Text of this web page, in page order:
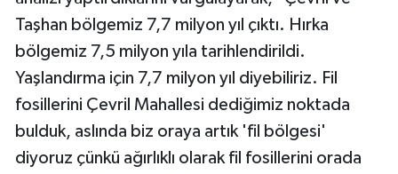
Taşhan bölgemiz 7,7 milyon yıl çıktı. Hırka
bölgemiz 7,5 milyon yıla tarihlendirildi.
Yaşlandırma için 7,7 milyon yıl diyebiliriz. Fil
fosillerini Çevril Mahallesi dediğimiz noktada
bulduk, aslında biz oraya artık 'fil bölgesi'
diyoruz çünkü ağırlıklı olarak fil fosillerini orada